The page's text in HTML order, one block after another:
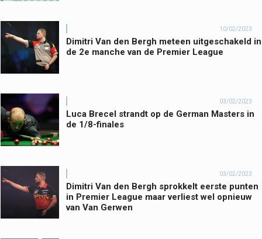
10/02/2023
Dimitri Van den Bergh meteen uitgeschakeld in
de 2e manche van de Premier League
03/02/2023
Luca Brecel strandt op de German Masters in
de 1/8-finales
03/02/2023
Dimitri Van den Bergh sprokkelt eerste punten
in Premier League maar verliest wel opnieuw
van Van Gerwen